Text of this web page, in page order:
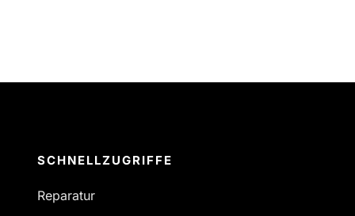
SCHNELLZUGRIFFE
Reparatur